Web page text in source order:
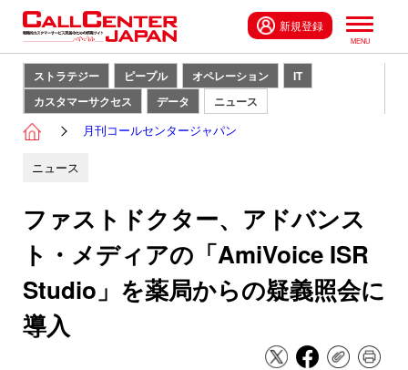
新規登録
ストラテジー ピープル オペレーション
IT
カスタマーサクセス
データ ニュース
月刊コールセンタージャパン
ニュース
ファストドクター、アドバンス
ト・メディアの「AmiVoice ISR
Studio」を薬局からの疑義照会に
導入